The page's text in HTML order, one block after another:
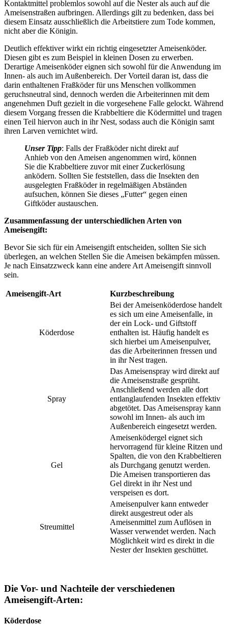
Kontaktmittel problemlos sowohl auf die Nester als auch auf die
Ameisenstraßen aufbringen. Allerdings gilt zu bedenken, dass bei
diesem Einsatz ausschließlich die Arbeitstiere zum Tode kommen,
nicht aber die Königin.
Deutlich effektiver wirkt ein richtig eingesetzter Ameisenköder.
Diesen gibt es zum Beispiel in kleinen Dosen zu erwerben.
Derartige Ameisenköder eignen sich sowohl für die Anwendung im
Innen- als auch im Außenbereich. Der Vorteil daran ist, dass die
darin enthaltenen Fraßköder für uns Menschen vollkommen
geruchsneutral sind, dennoch werden die Arbeiterinnen mit dem
angenehmen Duft gezielt in die vorgesehene Falle gelockt. Während
diesem Vorgang fressen die Krabbeltiere die Ködermittel und tragen
einen Teil hiervon auch in ihr Nest, sodass auch die Königin samt
ihren Larven vernichtet wird.
Unser Tipp: Falls der Fraßköder nicht direkt auf
Anhieb von den Ameisen angenommen wird, können
Sie die Krabbeltiere zuvor mit einer Zuckerlösung
anködern. Sollten Sie feststellen, dass die Insekten den
ausgelegten Fraßköder in regelmäßigen Abständen
aufsuchen, können Sie dieses „Futter“ gegen einen
Giftköder austauschen.
Zusammenfassung der unterschiedlichen Arten von
Ameisengift:
Bevor Sie sich für ein Ameisengift entscheiden, sollten Sie sich
überlegen, an welchen Stellen Sie die Ameisen bekämpfen müssen.
Je nach Einsatzzweck kann eine andere Art Ameisengift sinnvoll
sein.
Ameisengift-Art Kurzbeschreibung
Köderdose
Bei der Ameisenköderdose handelt
es sich um eine Ameisenfalle, in
der ein Lock- und Giftstoff
enthalten ist. Häufig handelt es
sich hierbei um Ameisenpulver,
das die Arbeiterinnen fressen und
in ihr Nest tragen.
Spray
Das Ameisenspray wird direkt auf
die Ameisenstraße gesprüht.
Anschließend werden alle dort
entlanglaufenden Insekten effektiv
abgetötet. Das Ameisenspray kann
sowohl im Innen- als auch im
Außenbereich eingesetzt werden.
Gel
Ameisenködergel eignet sich
hervorragend für kleine Ritzen und
Spalten, die von den Krabbeltieren
als Durchgang genutzt werden.
Die Ameisen transportieren das
Gel direkt in ihr Nest und
verspeisen es dort.
Streumittel
Ameisenpulver kann entweder
direkt ausgestreut oder als
Ameisenmittel zum Auflösen in
Wasser verwendet werden. Nach
Möglichkeit wird es direkt in die
Nester der Insekten geschüttet.
Die Vor- und Nachteile der verschiedenen
Ameisengift-Arten:
Köderdose